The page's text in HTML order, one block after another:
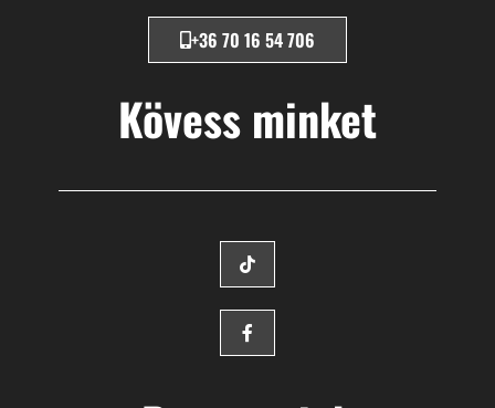
+36 70 16 54 706
Kövess minket